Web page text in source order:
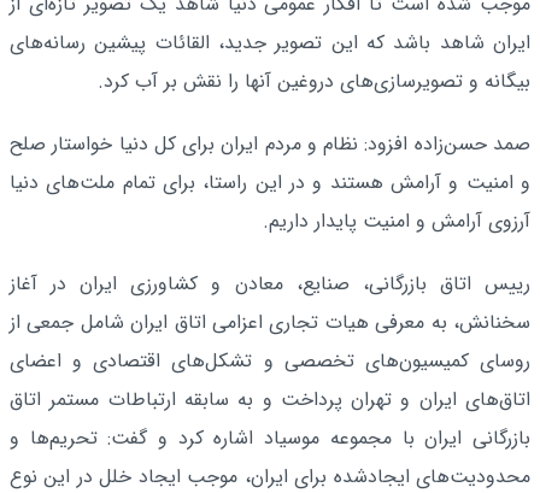
ایران شاهد باشد که این تصویر جدید، القائات پیشین رسانه‌های
بیگانه و تصویرسازی‌های دروغین آنها را نقش بر آب کرد.
صمد حسن‌زاده افزود: نظام و مردم ایران برای کل دنیا خواستار صلح
و امنیت و آرامش هستند و در این راستا، برای تمام ملت‌های دنیا
آرزوی آرامش و امنیت پایدار داریم.
رییس اتاق بازرگانی، صنایع، معادن و کشاورزی ایران در آغاز
سخنانش، به معرفی هیات تجاری اعزامی اتاق ایران شامل جمعی از
روسای کمیسیون‌های تخصصی و تشکل‌های اقتصادی و اعضای
اتاق‌های ایران و تهران پرداخت و به سابقه ارتباطات مستمر اتاق
بازرگانی ایران با مجموعه موسیاد اشاره کرد و گفت: تحریم‌ها و
محدودیت‌های ایجادشده برای ایران، موجب ایجاد خلل در این نوع